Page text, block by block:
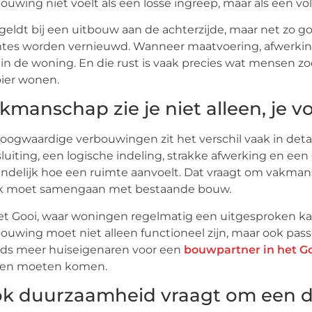
niet voelt als een losse ingreep, maar als een
bij een uitbouw aan de achterzijde, maar net zo
worden vernieuwd. Wanneer maatvoering,
de woning. En die rust is vaak precies wat mensen
wonen.
zie je niet alleen, je
verbouwingen zit het verschil vaak in
een logische indeling, strakke afwerking en
hoe een ruimte aanvoelt. Dat vraagt om
moet samengaan met bestaande bouw.
Gooi, waar woningen regelmatig een uitgesproken
moet niet alleen functioneel zijn, maar ook
meer huiseigenaren voor een bouwpartner in het
moeten komen.
duurzaamheid vraagt om een